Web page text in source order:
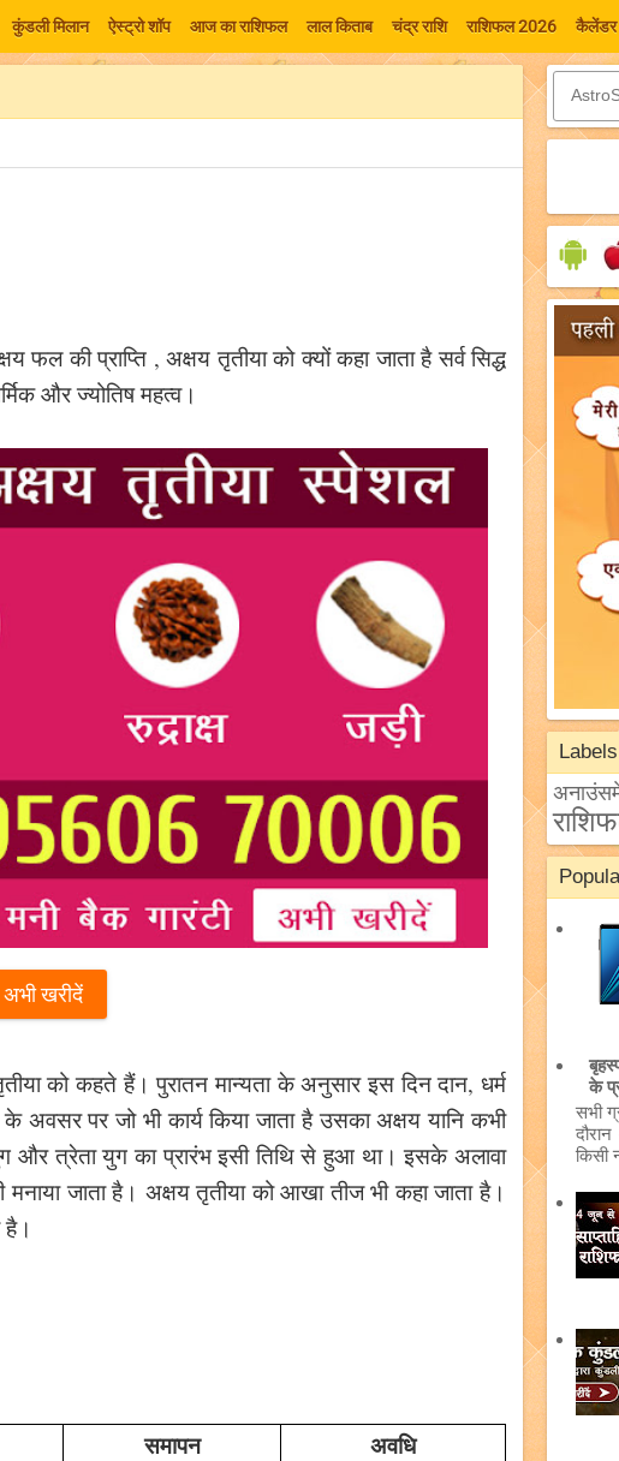
कुंडली मिलान ऐस्ट्रो शॉप आज का राशिफल लाल किताब चंद्र राशि राशिफल 2026 कैलेंडर
फल की प्राप्ति , अक्षय तृतीया को क्यों कहा जाता है सर्व सिद्ध
और ज्योतिष महत्व।
अभी खरीदें
को कहते हैं। पुरातन मान्यता के अनुसार इस दिन दान, धर्म
अवसर पर जो भी कार्य किया जाता है उसका अक्षय यानि कभी
और त्रेता युग का प्रारंभ इसी तिथि से हुआ था। इसके अलावा
जाता है। अक्षय तृतीया को आखा तीज भी कहा जाता है।
है।
समापन
अवधि
Labels
के
सभी
किसी